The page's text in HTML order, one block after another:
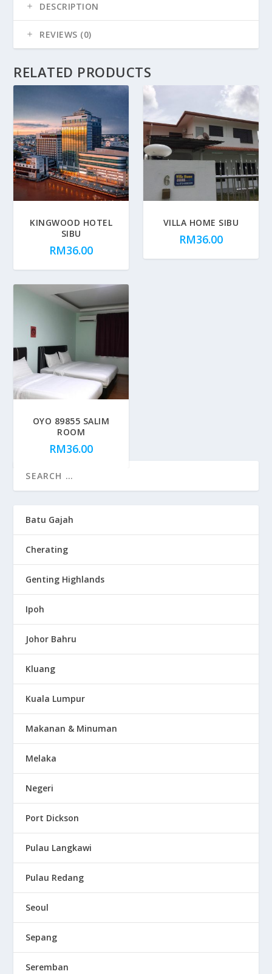
DESCRIPTION
REVIEWS (0)
RELATED PRODUCTS
KINGWOOD HOTEL
SIBU
RM36.00
VILLA HOME SIBU
RM36.00
OYO 89855 SALIM
ROOM
RM36.00
Batu Gajah
Cherating
Genting Highlands
Ipoh
Johor Bahru
Kluang
Kuala Lumpur
Makanan & Minuman
Melaka
Negeri
Port Dickson
Pulau Langkawi
Pulau Redang
Seoul
Sepang
Seremban